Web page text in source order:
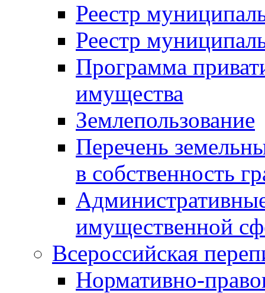
Реестр
Реестр
Программа
имущества
Землепользование
Перечень
в собственность
имущественной
Всероссийская
Нормативно-